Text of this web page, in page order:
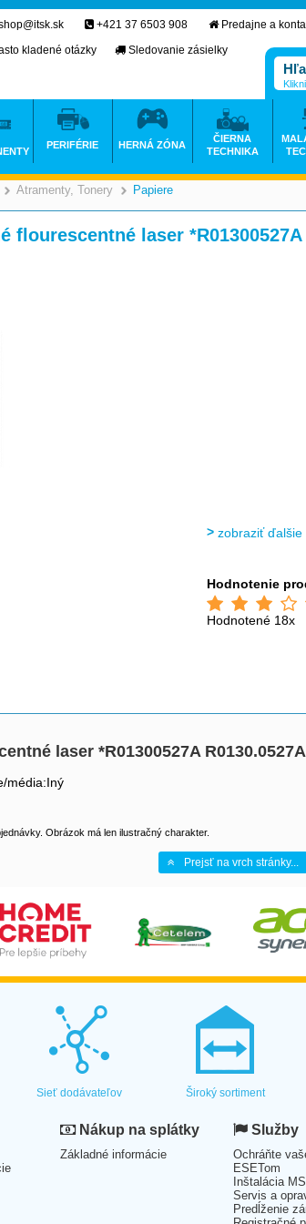
>
Atramenty, Tonery >
Papiere
flourescentné laser *R01300527A
zobraziť ďalšie
Hodnotenie
Hodnotené 18x
laser *R01300527A R0130.0527A
média:Iný
Obrázok má len ilustračný charakter.
Prejsť na vrch stránky...
+421 37 6503 908
Predajne a
kladené otázky
Sledovanie zásielky
PERIFÉRIE HERNÁ ZÓNA
ČIERNA
TECHNIKA
Sieť dodávateľov Široký sortiment
Nákup na splátky
Základné informácie
Služby
Ochráňte
ESETom
Inštalácia
Servis a
Predĺženie